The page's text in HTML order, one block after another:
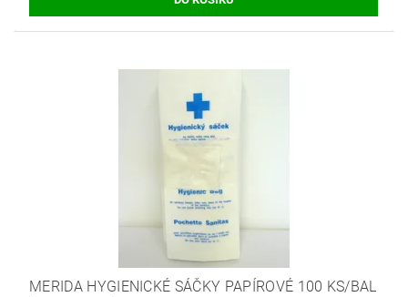
MERIDA HYGIENICKÉ SÁČKY PAPÍROVÉ 100 KS/BAL